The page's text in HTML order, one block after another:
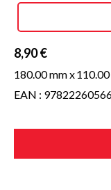
8,90 €
180.00 mm x
EAN :